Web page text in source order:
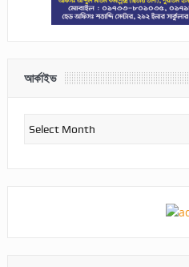
আর্কাইভ
আর্কাইভ